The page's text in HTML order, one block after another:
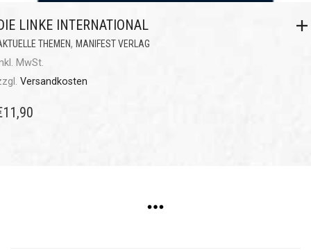
LINKE INTERNATIONAL
THEMEN, MANIFEST VERLAG
MwSt.
Versandkosten
11,90